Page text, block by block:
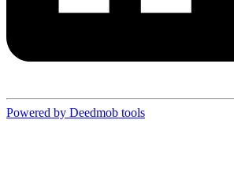
Powered by Deedmob tools